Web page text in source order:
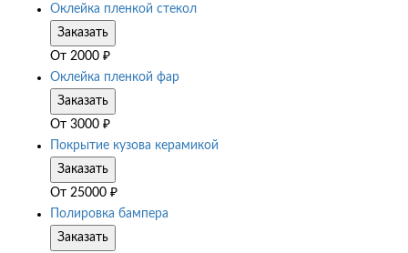
Оклейка пленкой стекол
Заказать
От 2000 ₽
Оклейка пленкой фар
Заказать
От 3000 ₽
Покрытие кузова керамикой
Заказать
От 25000 ₽
Полировка бампера
Заказать